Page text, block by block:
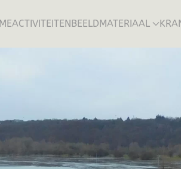
ACTIVITEITEN BEELDMATERIAAL